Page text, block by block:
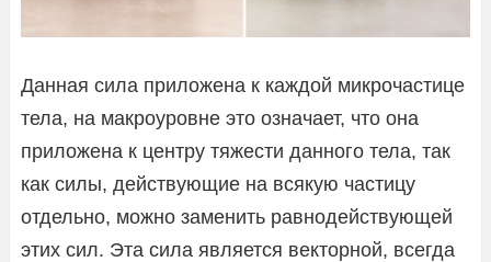
Данная сила приложена к каждой микрочастице
тела, на макроуровне это означает, что она
приложена к центру тяжести данного тела, так
как силы, действующие на всякую частицу
отдельно, можно заменить равнодействующей
этих сил. Эта сила является векторной, всегда